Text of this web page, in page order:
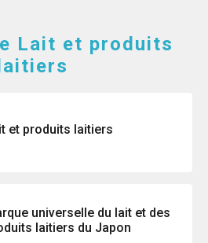
Lait et produits
laitiers
et produits laitiers
universelle du lait et des
laitiers du Japon